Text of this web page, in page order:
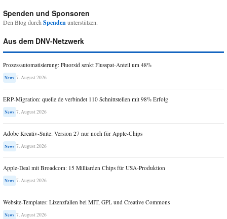
Spenden und Sponsoren
Den Blog durchSpendenunterstützen.
Aus dem DNV-Netzwerk
Prozessautomatisierung: Fluorsid senkt Flusspat-Anteil um 48%
News 7. August 2026
ERP-Migration: quelle.de verbindet 110 Schnittstellen mit 98% Erfolg
News 7. August 2026
Adobe Kreativ-Suite: Version 27 nur noch für Apple-Chips
News 7. August 2026
Apple-Deal mit Broadcom: 15 Milliarden Chips für USA-Produktion
News 7. August 2026
Website-Templates: Lizenzfallen bei MIT, GPL und Creative Commons
News 7. August 2026